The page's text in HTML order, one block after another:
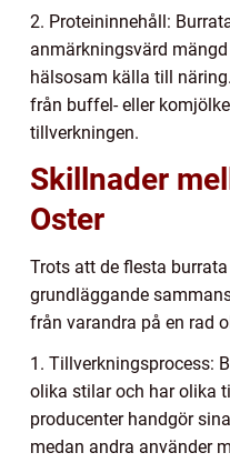
2. Proteininnehåll:
anmärkningsvärd
hälsosam källa till
från buffel- eller
tillverkningen.
Skillnader
Oster
Trots att de flesta
grundläggande
från varandra på en rad
1. Tillverkningsprocess:
olika stilar och har olika
producenter handgör
medan andra använder